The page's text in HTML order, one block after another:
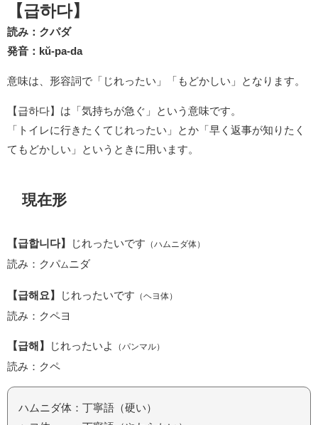
【급하다】
読み：クパダ
発音：kŭ-pa-da
意味は、形容詞で「じれったい」「もどかしい」となります。
【급하다】は「気持ちが急ぐ」という意味です。
「トイレに行きたくてじれったい」とか「早く返事が知りたく
てもどかしい」というときに用います。
現在形
【급합니다】 じれったいです （ハムニダ体）
読み：クパム ニダ
【급해요】 じれったいです （ヘヨ体）
読み：クペヨ
【급해】 じれったいよ （パンマル）
読み：クペ
ハムニダ体：丁寧語（硬い）